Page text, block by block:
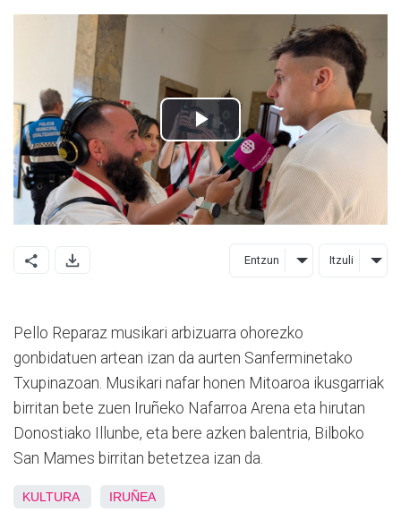
Entzun Itzuli
Pello Reparaz musikari arbizuarra ohorezko
gonbidatuen artean izan da aurten Sanferminetako
Txupinazoan. Musikari nafar honen Mitoaroa ikusgarriak
birritan bete zuen Iruñeko Nafarroa Arena eta hirutan
Donostiako Illunbe, eta bere azken balentria, Bilboko
San Mames birritan betetzea izan da.
KULTURA IRUÑEA